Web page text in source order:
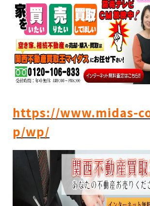
https://www.midas-
p/wp/